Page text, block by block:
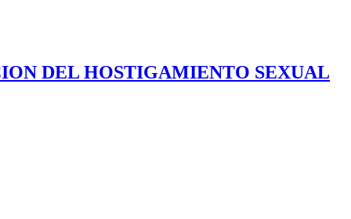
DEL HOSTIGAMIENTO SEXUAL